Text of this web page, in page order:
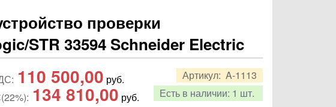
проверки
STR 33594 Schneider Electric
Артикул: A-1113
Есть в наличии: 1 шт.
110 500,00 руб.
134 810,00 руб.